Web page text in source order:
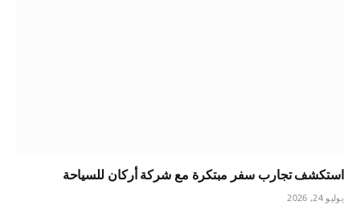
استكشف تجارب سفر مبتكرة مع شركة أركان للسياحة
يوليو 24, 2026